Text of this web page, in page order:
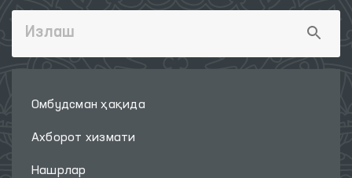
Омбудсман ҳақида
Ахборот хизмати
Нашрлар